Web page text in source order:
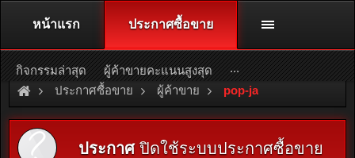
ติดต่อลงโฆษณา racingweb@gmail.com
หรือโทร. 081-811-1138
หรืออ่านรายละเอียดเพิ่มเติม คลิกที่นี่
ประกาศซื้อขาย ผู้ค้าขาย pop-ja
ประกาศปิดใช้ระบบประกาศซื้อขาย
หน้าแรก ประกาศซื้อขาย
กิจกรรมล่าสุด ผู้ค้าขายคะแนนสูงสุด ...